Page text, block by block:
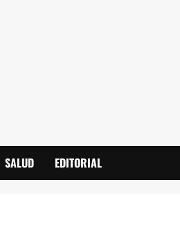
SALUD EDITORIAL